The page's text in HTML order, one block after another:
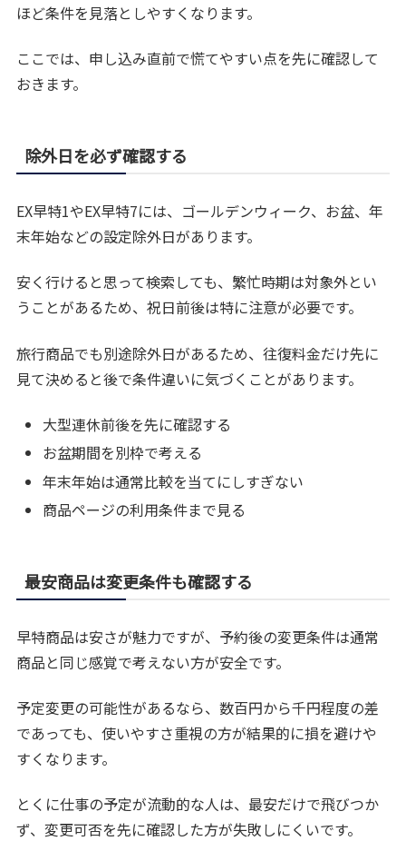
ほど条件を見落としやすくなります。
ここでは、申し込み直前で慌てやすい点を先に確認して
おきます。
除外日を必ず確認する
EX早特1やEX早特7には、ゴールデンウィーク、お盆、年
末年始などの設定除外日があります。
安く行けると思って検索しても、繁忙時期は対象外とい
うことがあるため、祝日前後は特に注意が必要です。
旅行商品でも別途除外日があるため、往復料金だけ先に
見て決めると後で条件違いに気づくことがあります。
大型連休前後を先に確認する
お盆期間を別枠で考える
年末年始は通常比較を当てにしすぎない
商品ページの利用条件まで見る
最安商品は変更条件も確認する
早特商品は安さが魅力ですが、予約後の変更条件は通常
商品と同じ感覚で考えない方が安全です。
予定変更の可能性があるなら、数百円から千円程度の差
であっても、使いやすさ重視の方が結果的に損を避けや
すくなります。
とくに仕事の予定が流動的な人は、最安だけで飛びつか
ず、変更可否を先に確認した方が失敗しにくいです。